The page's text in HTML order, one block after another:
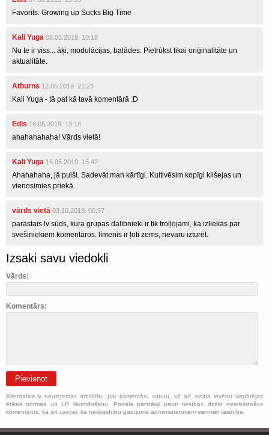
Favorīts: Growing up Sucks Big Time
Kali Yuga 08.05.2019. 10:18
Nu te ir viss... āķi, modulācijas, balādes. Pietrūkst tikai oriģinalitāte un
aktualitāte.
Atburns 12.05.2019. 21:23
Kali Yuga - tā pat kā tavā komentārā :D
Edis 16.05.2019. 13:18
ahahahahaha! Vārds vietā!
Kali Yuga 16.05.2019. 15:42
Ahahahaha, jā puiši. Sadevāt man kārtīgi. Kultivēsim kopīgi klišejas un
vienosimies priekā.
vārds vietā 03.10.2019. 00:37
parastais lv sūds, kura grupas dalībnieki ir tik troļļojami, ka izliekās par
svešiniekiem komentāros. līmenis ir ļoti zems, nevaru izturēt.
Izsaki savu viedokli
Vārds:
Komentārs:
Pievienot
Alternative.lv neuzņemas atbildību par komentāru saturu, kā arī aicina ievērot vispārējas
ētikas normas un LR likumdošanu. Portāla pārstāvji patur tiesības dzēst neatbilstošus
komentārus, kā arī uzsver, ka neskaidrību gadījumā administratoriem vienmēr taisnība.